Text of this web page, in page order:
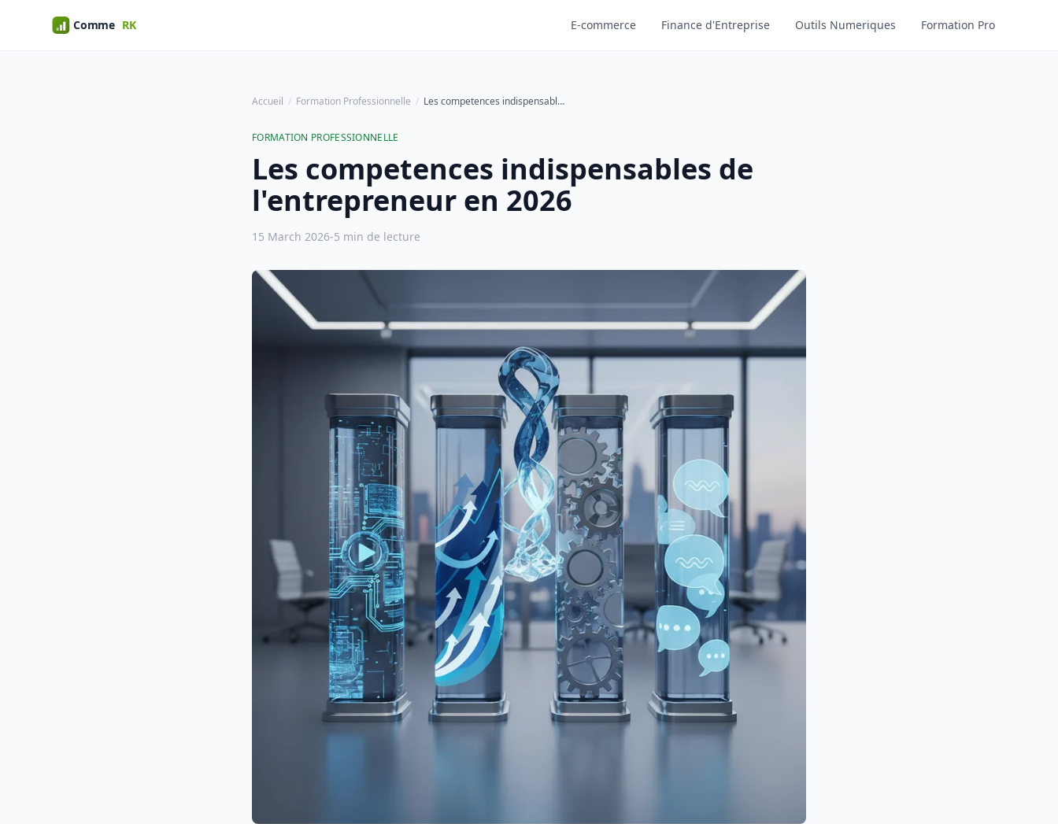
E-commerce Finance d'Entreprise Outils Numeriques Formation Pro
Accueil Formation Professionnelle Les competences indispensables de l'entrepreneur en 2026
FORMATION PROFESSIONNELLE
Les competences indispensables de
l'entrepreneur en 2026
15 March 2026-5 min de lecture